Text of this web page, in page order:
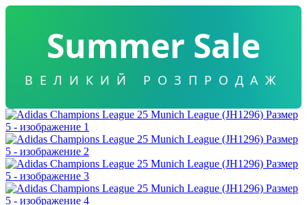
Summer Sale
ВЕЛИКИЙ РОЗПРОДАЖ